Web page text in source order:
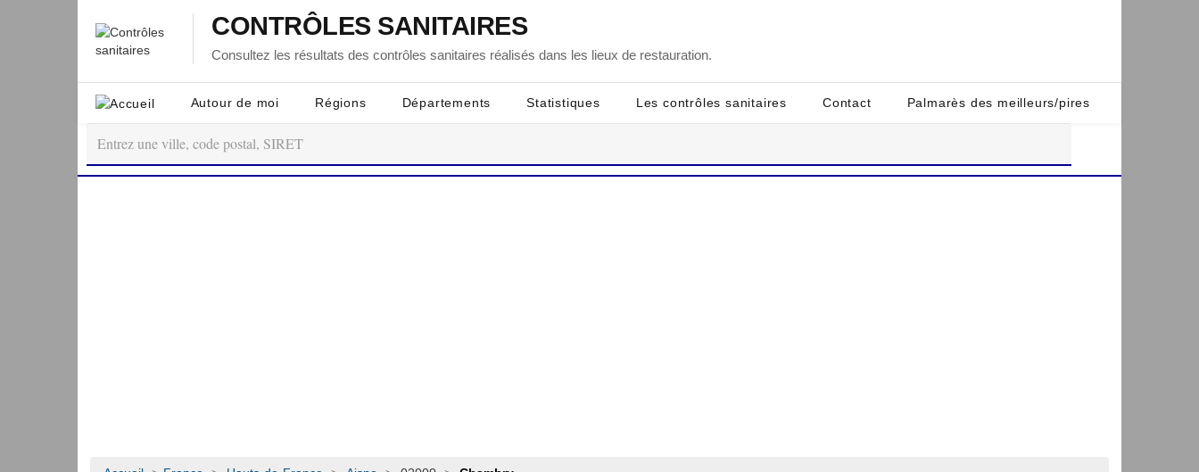
CONTRÔLES SANITAIRES
Consultez les résultats des contrôles sanitaires réalisés dans les lieux de restauration.
Autour de moi Régions Départements Statistiques Les contrôles sanitaires Contact Palmarès des meilleurs/pires